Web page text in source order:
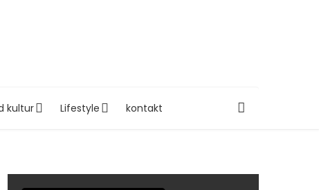
kultur Lifestyle kontakt